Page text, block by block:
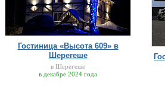
Гостиница «Высота 609» в
Шерегеше
в Шерегеше
в декабре 2024 года